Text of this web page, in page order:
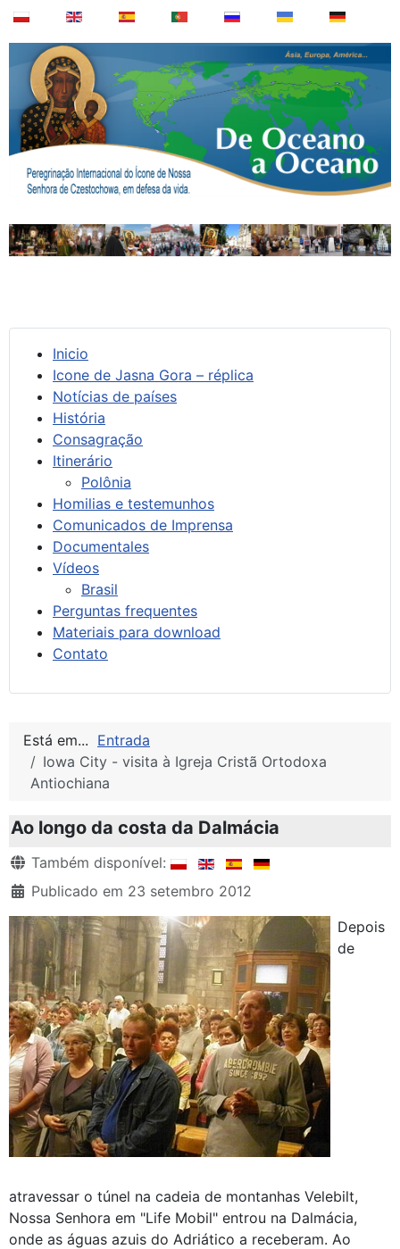
Inicio
Icone de Jasna Gora – réplica
Notícias de países
História
Consagração
Itinerário
Polônia
Homilias e testemunhos
Comunicados de Imprensa
Documentales
Vídeos
Brasil
Perguntas frequentes
Materiais para download
Contato
Está em... Entrada
Iowa City - visita à Igreja Cristã Ortodoxa
Antiochiana
Ao longo da costa da Dalmácia
Detalhes
Também disponível:
Publicado em 23 setembro 2012
Depois
de
atravessar o túnel na cadeia de montanhas Velebilt,
Nossa Senhora em "Life Mobil" entrou na Dalmácia,
onde as águas azuis do Adriático a receberam. Ao